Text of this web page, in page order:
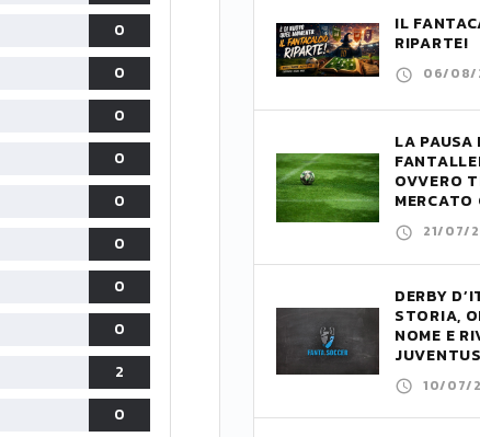
0
0
0
0
0
0
0
0
2
0
IL
RIPARTE!
06/08/
LA PAUSA
OVVERO
MERCATO
21/07/
DERBY
STORIA,
NOME E
10/07/